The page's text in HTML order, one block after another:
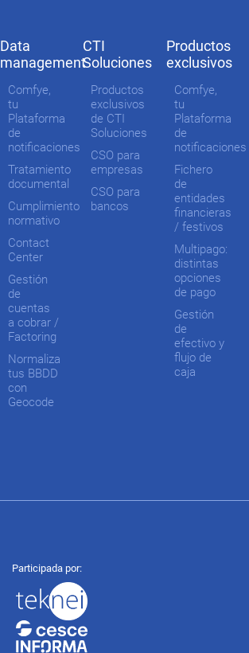
Data
management
Comfye,
tu
Plataforma
de
notificaciones
Tratamiento
documental
Cumplimiento
normativo
Contact
Center
Gestión
de
cuentas
a cobrar /
Factoring
Normaliza
tus BBDD
con
Geocode
CTI
Soluciones
Productos
exclusivos
de CTI
Soluciones
CSO para
empresas
CSO para
bancos
Productos
exclusivos
Comfye,
tu
Plataforma
de
notificaciones
Fichero
de
entidades
financieras
/ festivos
Multipago:
distintas
opciones
de pago
Gestión
de
efectivo y
flujo de
caja
Abierta
Participada
por:
opciones
configuración
Participada por: